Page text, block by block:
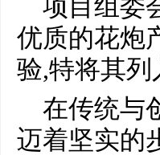
项目组委
优质的花炮
验,特将其
在传统与
迈着坚实的